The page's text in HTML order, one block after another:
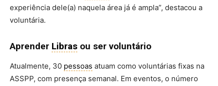
experiência dele(a) naquela área já é ampla”, destacou a
voluntária.
Aprender Libras ou ser voluntário
Atualmente, 30 pessoas atuam como voluntárias fixas na
ASSPP, com presença semanal. Em eventos, o número